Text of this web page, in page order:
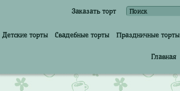
Заказать торт
Детские торты Свадебные торты Праздничные торты
Главная